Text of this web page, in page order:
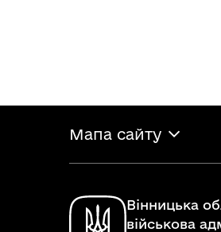
Мапа сайту
Вінницька
військова